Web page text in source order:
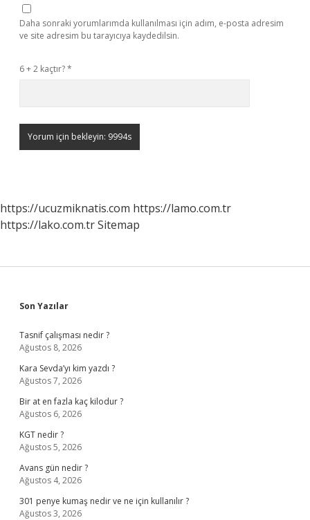
Daha sonraki yorumlarımda kullanılması için adım, e-posta adresim
ve site adresim bu tarayıcıya kaydedilsin.
6 + 2 kaçtır?*
https://ucuzmiknatis.com https://lamo.com.tr
https://lako.com.trSitemap
Sidebar
Son Yazılar
Tasnif çalışması nedir ?
Ağustos 8, 2026
Kara Sevda’yı kim yazdı ?
Ağustos 7, 2026
Bir at en fazla kaç kilodur ?
Ağustos 6, 2026
KGT nedir ?
Ağustos 5, 2026
Avans gün nedir ?
Ağustos 4, 2026
301 penye kumaş nedir ve ne için kullanılır ?
Ağustos 3, 2026